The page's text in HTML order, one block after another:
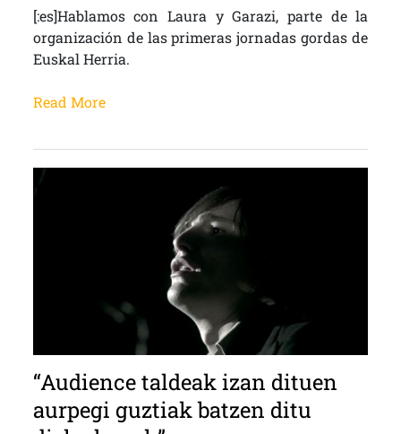
[:es]Hablamos con Laura y Garazi, parte de la
organización de las primeras jornadas gordas de
Euskal Herria.
Read More
“Audience taldeak izan dituen
aurpegi guztiak batzen ditu